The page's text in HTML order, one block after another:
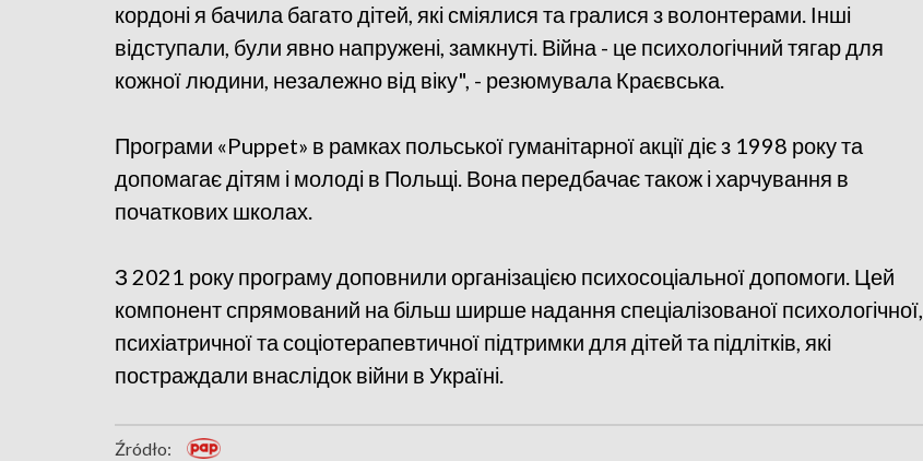
кордоні я бачила багато дітей, які сміялися та гралися з волонтерами. Інші
відступали, були явно напружені, замкнуті. Війна - це психологічний тягар для
кожної людини, незалежно від віку", - резюмувала Краєвська.
Програми «Puppet» в рамках польської гуманітарної акції діє з 1998 року та
допомагає дітям і молоді в Польщі. Вона передбачає також і харчування в
початкових школах.
З 2021 року програму доповнили організацією психосоціальної допомоги. Цей
компонент спрямований на більш ширше надання спеціалізованої психологічної,
психіатричної та соціотерапевтичної підтримки для дітей та підлітків, які
постраждали внаслідок війни в Україні.
Źródło: